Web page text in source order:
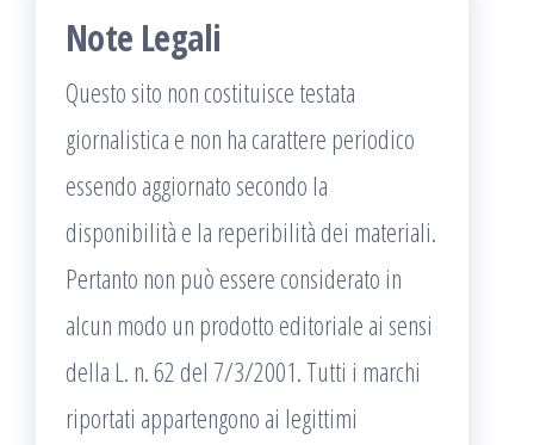
Note Legali
Questo sito non costituisce testata
giornalistica e non ha carattere periodico
essendo aggiornato secondo la
disponibilità e la reperibilità dei materiali.
Pertanto non può essere considerato in
alcun modo un prodotto editoriale ai sensi
della L. n. 62 del 7/3/2001. Tutti i marchi
riportati appartengono ai legittimi